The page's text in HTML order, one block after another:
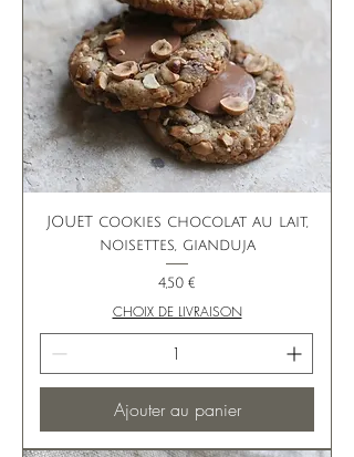
JOUET cookies chocolat au lait,
noisettes, gianduja
Prix
4,50 €
CHOIX DE LIVRAISON
Ajouter au panier